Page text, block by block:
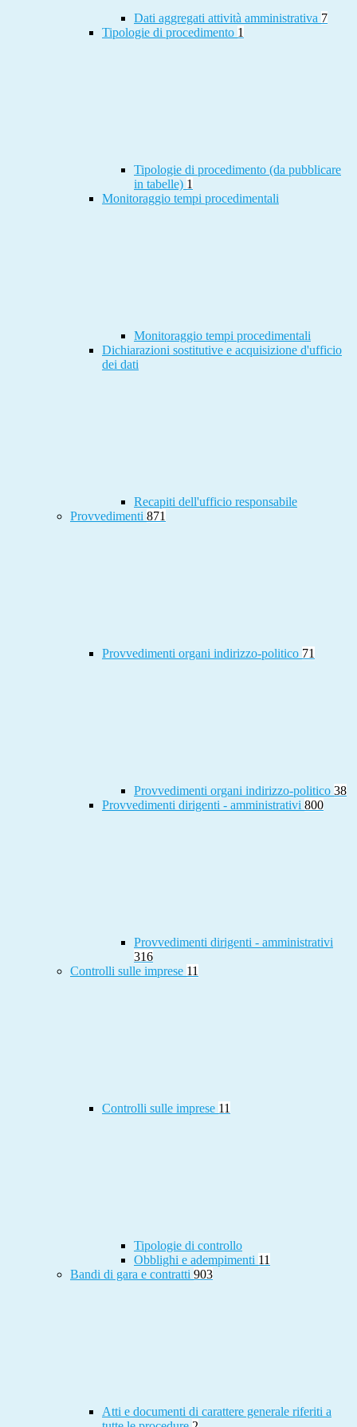
Dati aggregati attività amministrativa 7
Tipologie di procedimento 1
Tipologie di procedimento (da pubblicare
in tabelle) 1
Monitoraggio tempi procedimentali
Monitoraggio tempi procedimentali
Dichiarazioni sostitutive e acquisizione d'ufficio
dei dati
Recapiti dell'ufficio responsabile
Provvedimenti 871
Provvedimenti organi indirizzo-politico 71
Provvedimenti organi indirizzo-politico 38
Provvedimenti dirigenti - amministrativi 800
Provvedimenti dirigenti - amministrativi
316
Controlli sulle imprese 11
Controlli sulle imprese 11
Tipologie di controllo
Obblighi e adempimenti 11
Bandi di gara e contratti 903
Atti e documenti di carattere generale riferiti a